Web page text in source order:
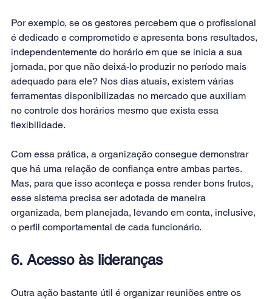
Por exemplo, se os gestores percebem que o profissional
é dedicado e comprometido e apresenta bons resultados,
independentemente do horário em que se inicia a sua
jornada, por que não deixá-lo produzir no período mais
adequado para ele? Nos dias atuais, existem várias
ferramentas disponibilizadas no mercado que auxiliam
no controle dos horários mesmo que exista essa
flexibilidade.
Com essa prática, a organização consegue demonstrar
que há uma relação de confiança entre ambas partes.
Mas, para que isso aconteça e possa render bons frutos,
esse sistema precisa ser adotada de maneira
organizada, bem planejada, levando em conta, inclusive,
o perfil comportamental de cada funcionário.
6. Acesso às lideranças
Outra ação bastante útil é organizar reuniões entre os